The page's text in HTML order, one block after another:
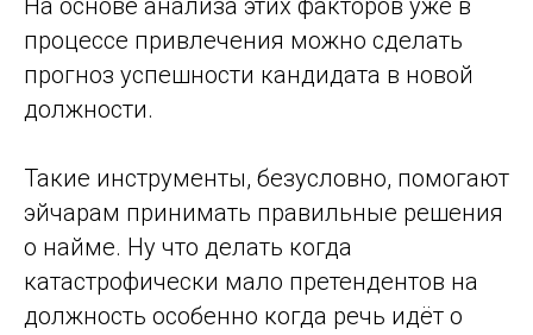
На основе анализа этих факторов уже в
процессе привлечения можно сделать
прогноз успешности кандидата в новой
должности.
Такие инструменты, безусловно, помогают
эйчарам принимать правильные решения
о найме. Ну что делать когда
катастрофически мало претендентов на
должность особенно когда речь идёт о